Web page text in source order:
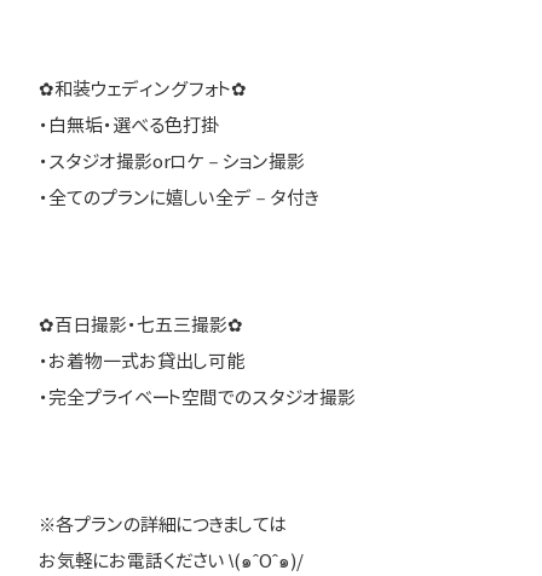
✿和装ウェディングフォト✿
・白無垢・選べる色打掛
・スタジオ撮影orロケ－ション撮影
・全てのプランに嬉しい全デ－タ付き
✿百日撮影・七五三撮影✿
・お着物一式お貸出し可能
・完全プライベート空間でのスタジオ撮影
※各プランの詳細につきましては
お気軽にお電話ください \(๑ˆOˆ๑)/